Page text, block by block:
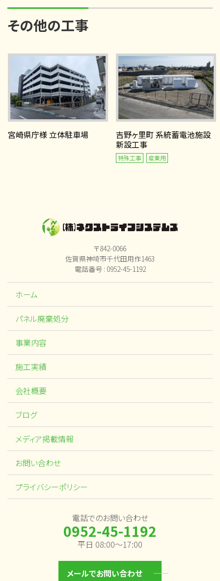
その他の工事
宮崎県庁様 立体駐車場
吉野ヶ里町 系統蓄電池施設
新設工事
特殊工事 産業用
〒842-0066
佐賀県神埼市千代田用作1463
電話番号 : 0952-45-1192
ホーム
パネル廃棄処分
事業内容
施工実績
会社概要
ブログ
メディア掲載情報
お問い合わせ
プライバシーポリシー
電話でのお問い合わせ
0952-45-1192
平日 08:00～17:00
メールでお問い合わせ